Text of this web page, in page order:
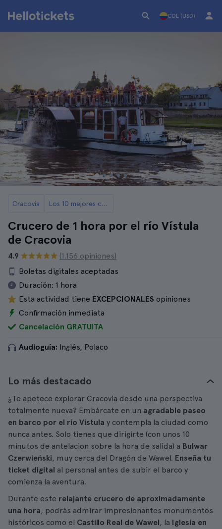
COL (USD)
Cracovia Los 10 mejores cruceros y paseos en barco por Cracovia
Crucero de 1 hora por el río Vístula
de Cracovia
4.9
(1.156 opiniones)
Boletas digitales aceptadas
Duración: 1 hora
Esta actividad tiene EXCEPCIONALES opiniones
Confirmación inmediata
Cancelación GRATUITA
Audioguía: Inglés, Polaco
Lo más destacado
¿Te apetece explorar Cracovia desde una perspectiva
totalmente nueva? Embárcate en un agradable paseo
en barco por el río Vístula y contempla la ciudad como
nunca antes. Solo tienes que dirigirte (con unos 10
minutos de antelacion sobre la hora de salida) a Bulwar
Czerwieński, muy cerca del Dragón de Wawel. Enseña tu
ticket digital al personal antes de subir el barco y
comienza la aventura.
Durante este relajante crucero de aproximadamente
una hora, podrás admirar impresionantes monumentos
históricos como el Castillo Real de Wawel, la Iglesia en